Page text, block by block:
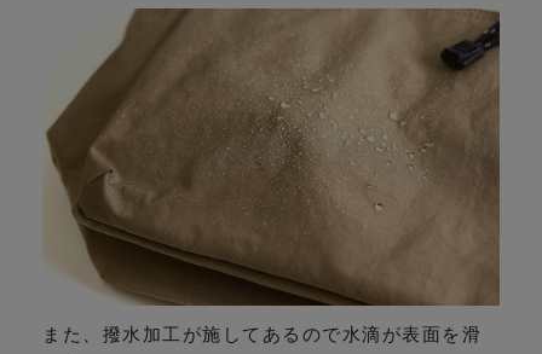
また、撥水加工が施してあるので水滴が表面を滑